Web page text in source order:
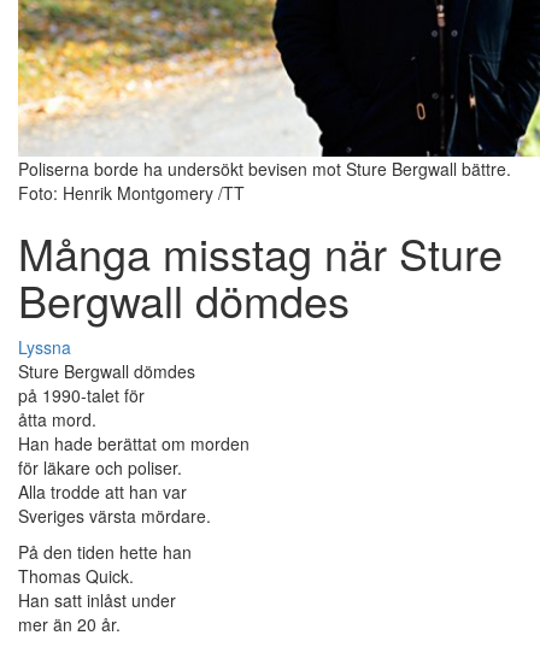
Poliserna borde ha undersökt bevisen mot Sture Bergwall bättre.
Foto: Henrik Montgomery /TT
Många misstag när Sture
Bergwall dömdes
Lyssna
Sture Bergwall dömdes
på 1990-talet för
åtta mord.
Han hade berättat om morden
för läkare och poliser.
Alla trodde att han var
Sveriges värsta mördare.
På den tiden hette han
Thomas Quick.
Han satt inlåst under
mer än 20 år.